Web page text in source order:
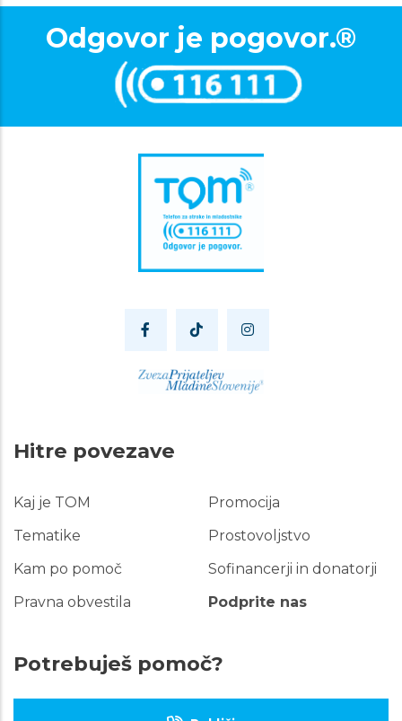
Odgovor je pogovor.®
Hitre povezave
Hitre
povezave
Kaj je TOM
Tematike
Kam po pomoč
Pravna obvestila
Promocija
Prostovoljstvo
Sofinancerji in donatorji
Podprite nas
Potrebuješ pomoč?